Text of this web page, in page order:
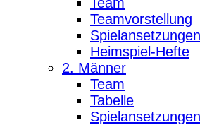
Teamvorstellung
Heimspiel-Hefte
2. Männer
Team
Tabelle
Spielansetzungen